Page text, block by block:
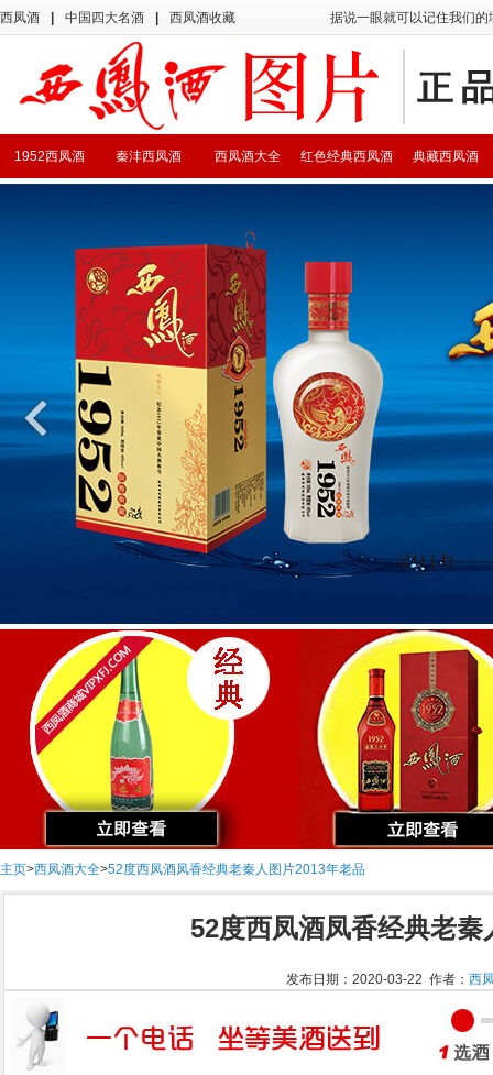
西凤酒 中国四大名酒 西凤酒收藏 据说一眼就可以记住我们
典藏西凤酒
红色经典西凤酒
西凤酒大全
秦沣西凤酒
1952西凤酒
主页>西凤酒大全>52度西凤酒凤香经典老秦人图片2013年老品
52度西凤酒凤香经典老秦
发布日期：2020-03-22 作者： 西